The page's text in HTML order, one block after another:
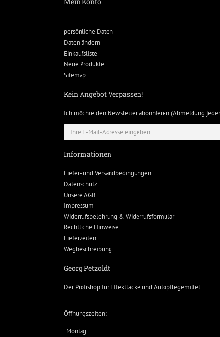
persönliche Daten
Daten ändern
Einkaufsliste
Neue Produkte
Sitemap
Kein Angebot Verpassen!
Ich möchte den Newsletter abonnieren (Abmeldung
Informationen
Liefer- und Versandbedingungen
Datenschutz
Unsere AGB
Impressum
Widerrufsbelehrung & Widerrufsformular
Rechtliche Hinweise
Lieferzeiten
Wegbeschreibung
Georg Petzoldt
Der Profishop fürEffektlacke und Autopflegemittel.
Öffnungszeiten:
Montag: